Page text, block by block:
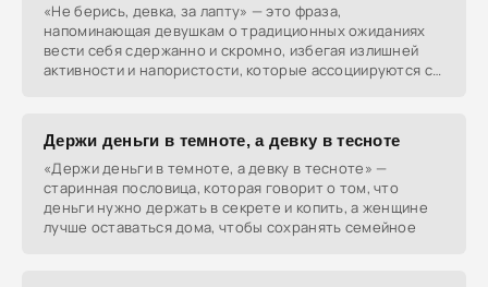
«Не берись, девка, за лапту» — это фраза,
напоминающая девушкам о традиционных ожиданиях
вести себя сдержанно и скромно, избегая излишней
активности и напористости, которые ассоциируются с
Держи деньги в темноте, а девку в тесноте
«Держи деньги в темноте, а девку в тесноте» —
старинная пословица, которая говорит о том, что
деньги нужно держать в секрете и копить, а женщине
лучше оставаться дома, чтобы сохранять семейное